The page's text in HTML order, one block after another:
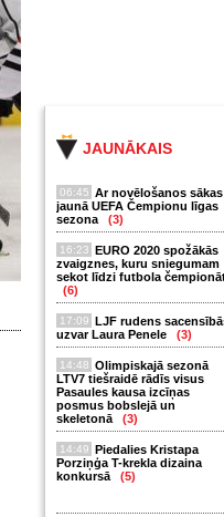
JAUNĀKAIS
06:45 Ar novēlošanos sākas
jaunā UEFA Čempionu līgas
sezona
(3)
16:23 EURO 2020 spožākās
zvaigznes, kuru sniegumam
sekot līdzi futbola
(6)
17:09 LJF rudens
uzvar Laura Penele
(3)
14:48 Olimpiskajā sezonā
LTV7 tiešraidē rādīs visus
Pasaules kausa izcīņas
posmus bobslejā un
skeletonā
(3)
14:49 Piedalies Kristapa
Porziņģa T-krekla dizaina
konkursā
(5)